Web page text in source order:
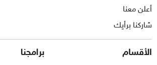
أعلن معنا
شاركنا برأيك
الأقسام برامجنا